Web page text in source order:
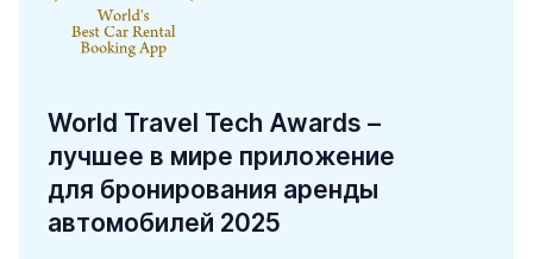
World Travel Tech Awards –
лучшее в мире приложение
для бронирования аренды
автомобилей 2025